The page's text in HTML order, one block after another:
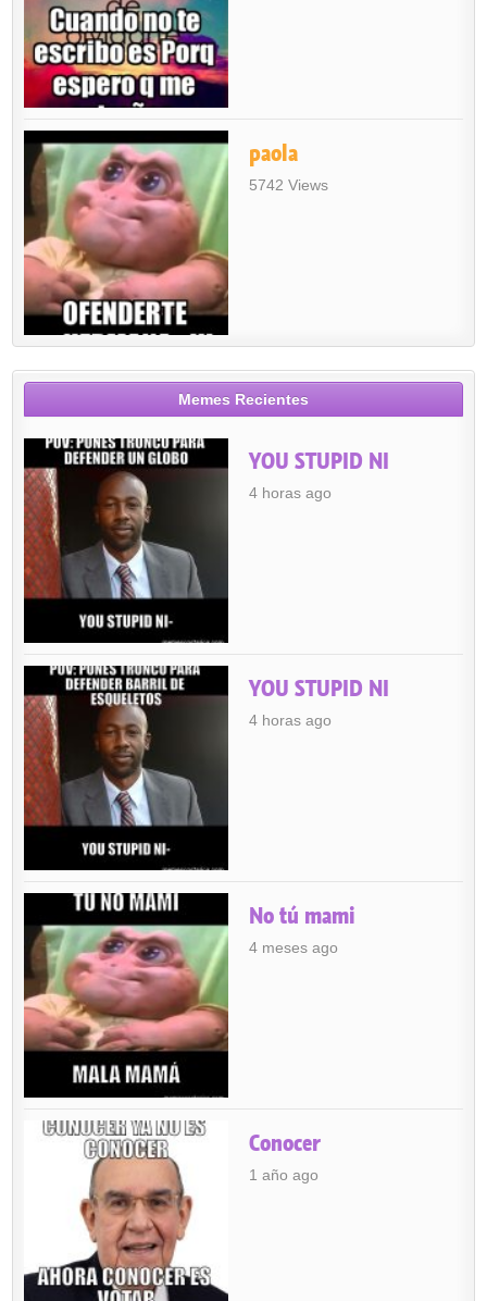
paola
5742 Views
Memes Recientes
YOU STUPID NI
4 horas ago
YOU STUPID NI
4 horas ago
No tú mami
4 meses ago
Conocer
1 año ago